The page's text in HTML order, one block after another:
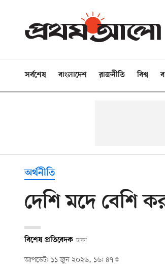
সর্বশেষ বাংলাদেশ রাজনীতি বিশ্ব
অর্থনীতি
দেশি মদে বেশি
বিশেষ প্রতিবেদক ঢাকা
আপডেট: ১১ জুন ২০২৬, ১৬: ৪৭